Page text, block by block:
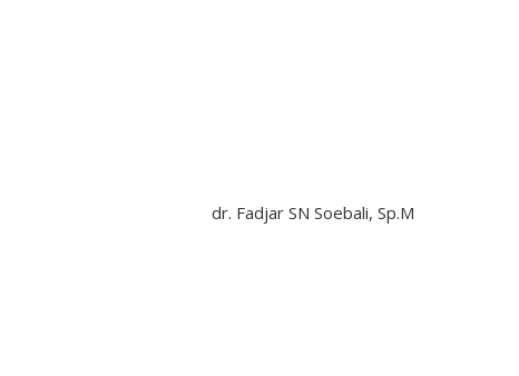
dr. Fadjar SN Soebali, Sp.M